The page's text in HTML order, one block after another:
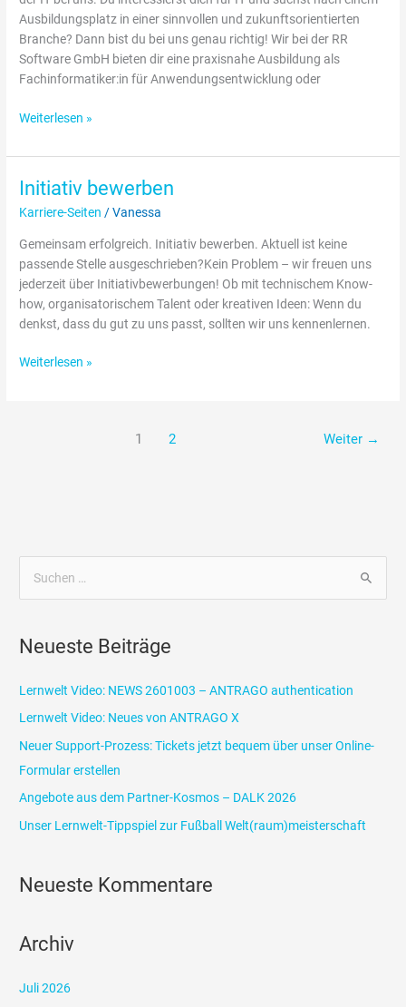
Ausbildungsplatz in einer sinnvollen und zukunftsorientierten
Branche? Dann bist du bei uns genau richtig! Wir bei der RR
Software GmbH bieten dir eine praxisnahe Ausbildung als
Fachinformatiker:in für Anwendungsentwicklung oder
Weiterlesen »
Initiativ bewerben
Karriere-Seiten /Vanessa
Gemeinsam erfolgreich. Initiativ bewerben. Aktuell ist keine
passende Stelle ausgeschrieben?Kein Problem – wir freuen uns
jederzeit über Initiativbewerbungen! Ob mit technischem Know-
how, organisatorischem Talent oder kreativen Ideen: Wenn du
denkst, dass du gut zu uns passt, sollten wir uns kennenlernen.
Initiativ
bewerben
Weiterlesen »
1 2 Weiter →
h
a
c
h
:
Neueste Beiträge
Lernwelt Video: NEWS 2601003 – ANTRAGO authentication
Lernwelt Video: Neues von ANTRAGO X
Neuer Support-Prozess: Tickets jetzt bequem über unser Online-
Formular erstellen
Angebote aus dem Partner-Kosmos – DALK 2026
Unser Lernwelt-Tippspiel zur Fußball Welt(raum)meisterschaft
Neueste Kommentare
Archiv
Juli 2026